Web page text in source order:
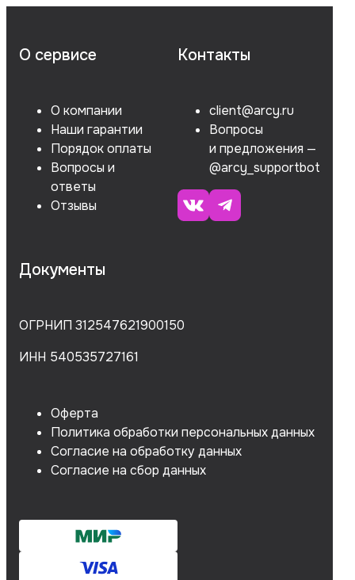
О сервисе
О компании
Наши гарантии
Порядок оплаты
Вопросы и
ответы
Отзывы
Контакты
client@arcy.ru
Вопросы
и предложения —
@arcy_supportbot
Документы
ОГРНИП 312547621900150
ИНН 540535727161
Оферта
Политика обработки персональных данных
Согласие на обработку данных
Согласие на сбор данных